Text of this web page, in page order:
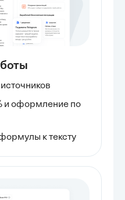
и оформление по
к тексту